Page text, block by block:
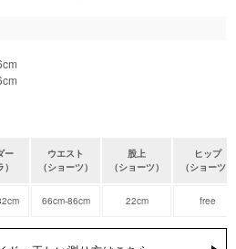
ー
）
ウエスト
（ショーツ）
股上
（ショーツ）
ヒップ
（ショーツ）
66cm-86cm 22cm free